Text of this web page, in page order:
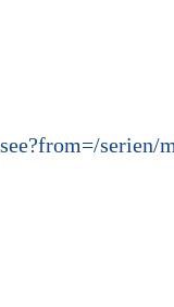
serien/